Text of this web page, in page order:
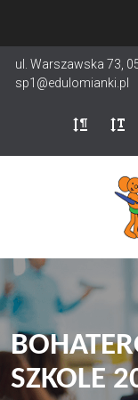
treści
ul. Warszawska 73,
sp1@edulomianki.pl
SZKOLE